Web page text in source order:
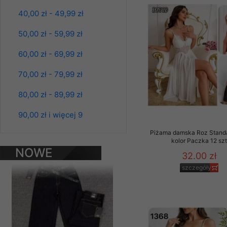
40,00 zł - 49,99 zł
50,00 zł - 59,99 zł
60,00 zł - 69,99 zł
70,00 zł - 79,99 zł
80,00 zł - 89,99 zł
90,00 zł i więcej 9
NOWE
PRODUKTY
Kolor Paczka 10 szt
61.00 zł
szczegóły
Piżama damska Roz
kolor Paczka 12 szt
32.00 zł
szczegóły
Klientów
ochronie danych
serwerach
pracownicy Sklepu.
Każdy Klient, który
ich weryfikacji,
Sklep nie przekazuje,
chyba że dzieje się
Nasz Sklep
przez nasz serwer i
jego indywidualnych
opcję przyjmowania
może wpłynąć na
• ostatnio